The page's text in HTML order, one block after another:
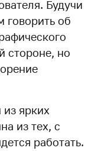
Будучи
говорить об
стороне, но
ярких
из тех, с
работать.